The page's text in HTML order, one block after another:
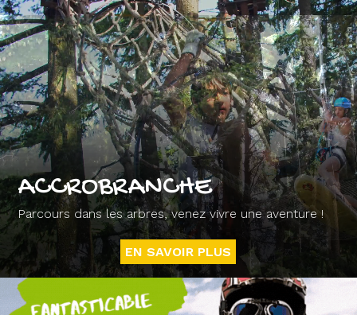
ACCROBRANCHE
Parcours dans les arbres, venez vivre une aventure !
EN SAVOIR PLUS